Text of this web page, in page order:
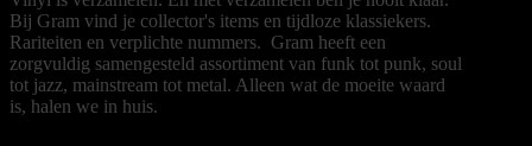
Bij Gram vind je collector's items en tijdloze klassiekers.
Rariteiten en verplichte nummers. Gram heeft een
zorgvuldig samengesteld assortiment van funk tot punk, soul
tot jazz, mainstream tot metal. Alleen wat de moeite waard
is, halen we in huis.